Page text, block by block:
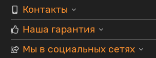
Контакты
Наша гарантия
Мы в социальных сетях